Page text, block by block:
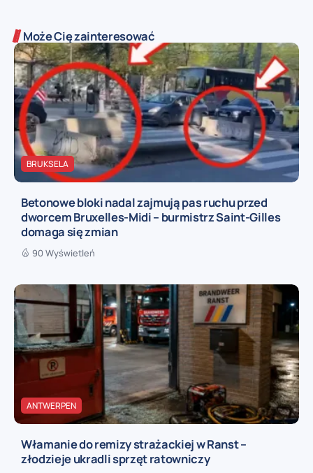
Może Cię zainteresować
BRUKSELA
Betonowe bloki nadal zajmują pas ruchu przed
dworcem Bruxelles-Midi – burmistrz Saint-Gilles
domaga się zmian
90 Wyświetleń
ANTWERPEN
Włamanie do remizy strażackiej w Ranst –
złodzieje ukradli sprzęt ratowniczy